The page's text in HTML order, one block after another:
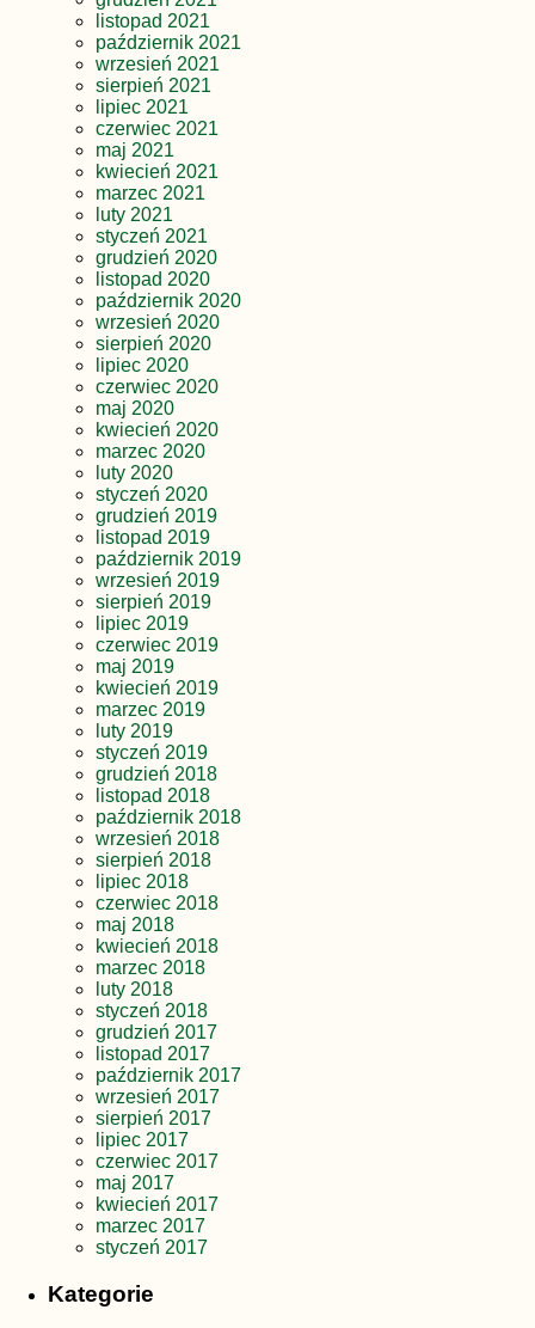
listopad 2021
październik 2021
wrzesień 2021
sierpień 2021
lipiec 2021
czerwiec 2021
maj 2021
kwiecień 2021
marzec 2021
luty 2021
styczeń 2021
grudzień 2020
listopad 2020
październik 2020
wrzesień 2020
sierpień 2020
lipiec 2020
czerwiec 2020
maj 2020
kwiecień 2020
marzec 2020
luty 2020
styczeń 2020
grudzień 2019
listopad 2019
październik 2019
wrzesień 2019
sierpień 2019
lipiec 2019
czerwiec 2019
maj 2019
kwiecień 2019
marzec 2019
luty 2019
styczeń 2019
grudzień 2018
listopad 2018
październik 2018
wrzesień 2018
sierpień 2018
lipiec 2018
czerwiec 2018
maj 2018
kwiecień 2018
marzec 2018
luty 2018
styczeń 2018
grudzień 2017
listopad 2017
październik 2017
wrzesień 2017
sierpień 2017
lipiec 2017
czerwiec 2017
maj 2017
kwiecień 2017
marzec 2017
styczeń 2017
Kategorie